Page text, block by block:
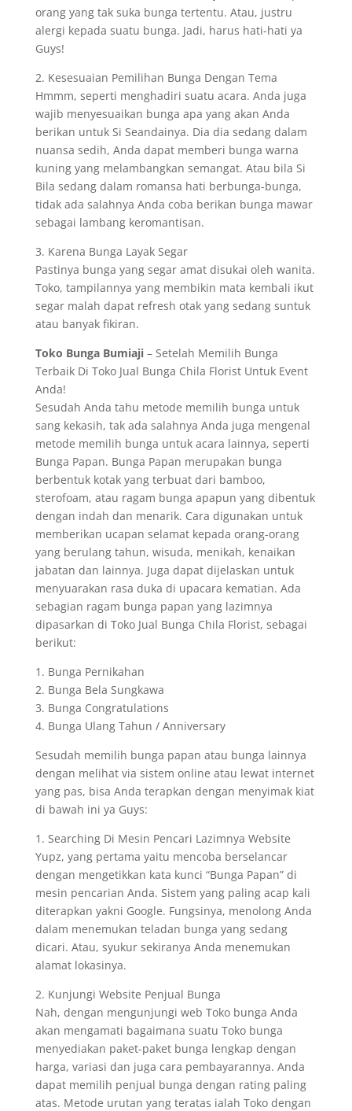
orang yang tak suka bunga tertentu. Atau, justru
alergi kepada suatu bunga. Jadi, harus hati-hati ya
Guys!
2. Kesesuaian Pemilihan Bunga Dengan Tema
Hmmm, seperti menghadiri suatu acara. Anda juga
wajib menyesuaikan bunga apa yang akan Anda
berikan untuk Si Seandainya. Dia dia sedang dalam
nuansa sedih, Anda dapat memberi bunga warna
kuning yang melambangkan semangat. Atau bila Si
Bila sedang dalam romansa hati berbunga-bunga,
tidak ada salahnya Anda coba berikan bunga mawar
sebagai lambang keromantisan.
3. Karena Bunga Layak Segar
Pastinya bunga yang segar amat disukai oleh wanita.
Toko, tampilannya yang membikin mata kembali ikut
segar malah dapat refresh otak yang sedang suntuk
atau banyak fikiran.
Toko Bunga Bumiaji– Setelah Memilih Bunga
Terbaik Di Toko Jual Bunga Chila Florist Untuk Event
Anda!
Sesudah Anda tahu metode memilih bunga untuk
sang kekasih, tak ada salahnya Anda juga mengenal
metode memilih bunga untuk acara lainnya, seperti
Bunga Papan. Bunga Papan merupakan bunga
berbentuk kotak yang terbuat dari bamboo,
sterofoam, atau ragam bunga apapun yang dibentuk
dengan indah dan menarik. Cara digunakan untuk
memberikan ucapan selamat kepada orang-orang
yang berulang tahun, wisuda, menikah, kenaikan
jabatan dan lainnya. Juga dapat dijelaskan untuk
menyuarakan rasa duka di upacara kematian. Ada
sebagian ragam bunga papan yang lazimnya
dipasarkan di Toko Jual Bunga Chila Florist, sebagai
berikut:
1. Bunga Pernikahan
2. Bunga Bela Sungkawa
3. Bunga Congratulations
4. Bunga Ulang Tahun / Anniversary
Sesudah memilih bunga papan atau bunga lainnya
dengan melihat via sistem online atau lewat internet
yang pas, bisa Anda terapkan dengan menyimak kiat
di bawah ini ya Guys:
1. Searching Di Mesin Pencari Lazimnya Website
Yupz, yang pertama yaitu mencoba berselancar
dengan mengetikkan kata kunci “Bunga Papan” di
mesin pencarian Anda. Sistem yang paling acap kali
diterapkan yakni Google. Fungsinya, menolong Anda
dalam menemukan teladan bunga yang sedang
dicari. Atau, syukur sekiranya Anda menemukan
alamat lokasinya.
2. Kunjungi Website Penjual Bunga
Nah, dengan mengunjungi web Toko bunga Anda
akan mengamati bagaimana suatu Toko bunga
menyediakan paket-paket bunga lengkap dengan
harga, variasi dan juga cara pembayarannya. Anda
dapat memilih penjual bunga dengan rating paling
atas. Metode urutan yang teratas ialah Toko dengan